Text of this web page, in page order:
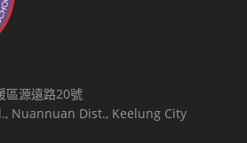
區源遠路20號
Nuannuan Dist., Keelung City